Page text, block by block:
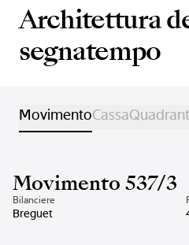
Architettura
segnatempo
MovimentoCassa
Movimento 537/3
Bilanciere
Breguet